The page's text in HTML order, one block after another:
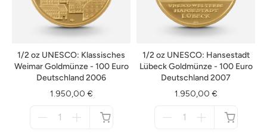
1/2 oz UNESCO: Klassisches
Weimar Goldmünze - 100 Euro
Deutschland 2006
1.950,00 €
1/2 oz UNESCO: Hansestadt
Lübeck Goldmünze - 100 Euro
Deutschland 2007
1.950,00 €